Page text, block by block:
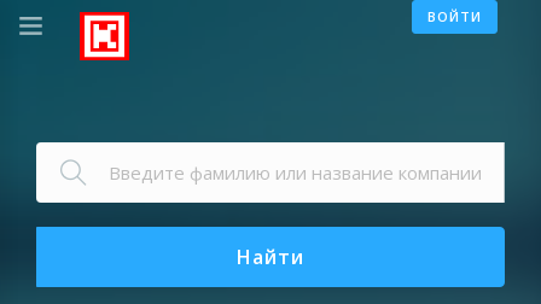
ВОЙТИ
Найти